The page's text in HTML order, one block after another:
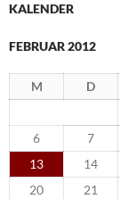
KALENDER
FEBRUAR 2012
M D
6
7
13
14
20
21